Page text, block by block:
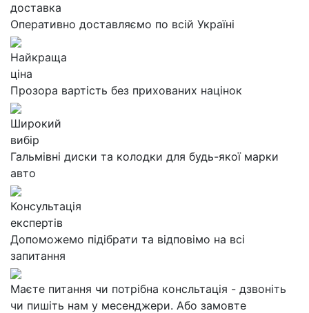
доставка
Оперативно доставляємо по всій Україні
Найкраща
ціна
Прозора вартість без прихованих націнок
Широкий
вибір
Гальмівні диски та колодки для будь-якої марки
авто
Консультація
експертів
Допоможемо підібрати та відповімо на всі
запитання
Маєте питання чи потрібна консльтація - дзвоніть
чи пишіть нам у месенджери. Або замовте